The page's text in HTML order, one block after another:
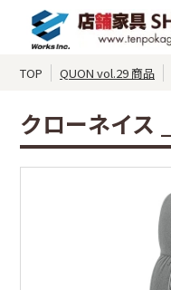
TOP QUON vol.29 商品
クローネイス _